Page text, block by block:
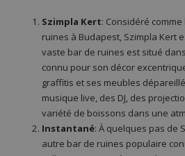
Szimpla Kert: Considéré
ruines à Budapest, Szimpla Kert
vaste bar de ruines est situé
connu pour son décor
graffitis et ses meubles
musique live, des DJ, des
variété de boissons dans une
Instantané: À quelques pas de
autre bar de ruines populaire